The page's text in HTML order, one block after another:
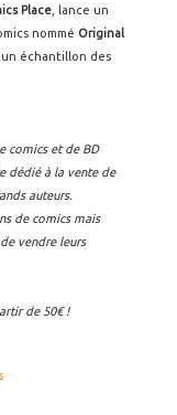
Place , lance un
nommé Original
échantillon des
comics et de BD
dédié à la vente de
auteurs.
de comics mais
vendre leurs
de 50€ !